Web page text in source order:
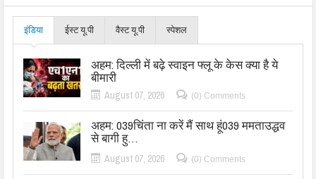
इंडिया ईस्ट यू.पी वैस्ट यू.पी स्पेशल
अहम: दिल्ली में बढ़े स्वाइन फ्लू के केस क्या है ये
बीमारी
August 07, 2026 (0) Comments
अहम: 039चिंता ना करें मैं साथ हूं039 ममताउद्धव
से बागी हु…
August 07, 2026 (0) Comments